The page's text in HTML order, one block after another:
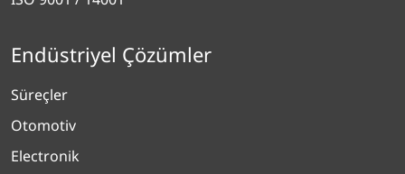
Endüstriyel Çözümler
Süreçler
Otomotiv
Electronik